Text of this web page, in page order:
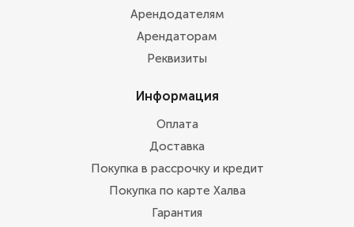
Арендодателям
Арендаторам
Реквизиты
Информация
Оплата
Доставка
Покупка в рассрочку и кредит
Покупка по карте Халва
Гарантия